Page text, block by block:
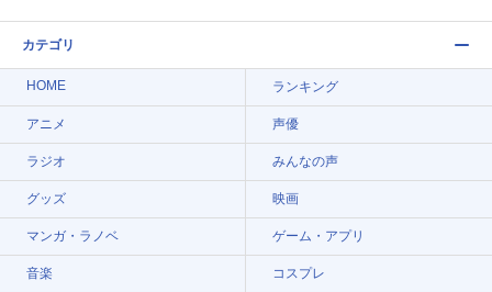
カテゴリ
HOME ランキング
アニメ 声優
ラジオ みんなの声
グッズ 映画
マンガ・ラノベ ゲーム・アプリ
音楽 コスプレ